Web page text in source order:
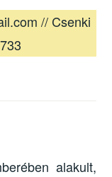
// Csenki
alakult,